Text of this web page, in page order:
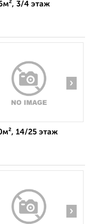
3/4 этаж
›
14/25 этаж
›